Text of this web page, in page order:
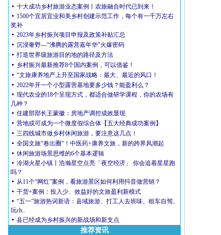
十大成功乡村旅游业态案例丨农旅融合时代已到来！
1500个宜居宜业和美乡村创建示范工作，每个有一千万左右
奖补
2023年乡村振兴项目申报及政策补贴汇总
沉浸奢野---“沸腾的露营嘉年华”火爆密码
打造世界级旅游目的地的​路径及方法
乡村振兴最新推荐8个国内案例，可以借鉴！
“文旅康养地产上升至国家战略：最大、最近的风口！
2022年开一个小型露营基地要多少钱？能盈利么？​
现代农业的18个呈现方式，都适合做研学课程，你的农场有
几种？
住建部部长王蒙徽：房地产调控成效显现
营地或可成为一个微度假综合体【五大经典成功案例】
三四线城市做乡村休闲旅游，要注意这几点！
全国文旅“卷出圈”！中医药+康养文旅，新的跨界风潮起
休闲旅游场景思维的6个基本逻辑
冷湖火星小镇丨浩瀚星空点亮「夜空经济」 你会追着星星跑
吗？
从11个“网红”案例，看旅游景区如何利用抖音做营销？
干货+案例：投入少、效益好的文旅盈利新模式
“五一”旅游热词新语：县域旅游、打工人去班味、租车自驾、
玩ch..
县已经成为乡村振兴的新战场和新支点
推荐资讯